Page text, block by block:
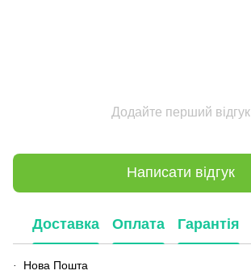
Додайте перший відгук
Написати відгук
Доставка Оплата Гарантія
·
Нова Пошта